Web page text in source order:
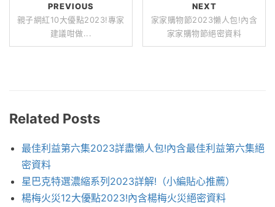
PREVIOUS
親子網紅10大優點2023!專家
建議咁做...
NEXT
家家購物節2023懶人包!內含
家家購物節絕密資料
Related Posts
最佳利益第六集2023詳盡懶人包!內含最佳利益第六集絕
密資料
星巴克特選濃縮系列2023詳解!（小編貼心推薦）
楊梅火災12大優點2023!內含楊梅火災絕密資料